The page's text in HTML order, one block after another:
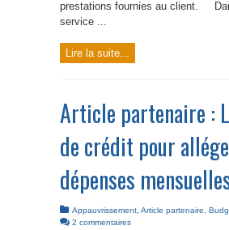
prestations fournies au client.
service ...
Lire la suite...
Article partenaire :
de crédit pour
dépenses
Appauvrissement Article partenaire
2 commentaires